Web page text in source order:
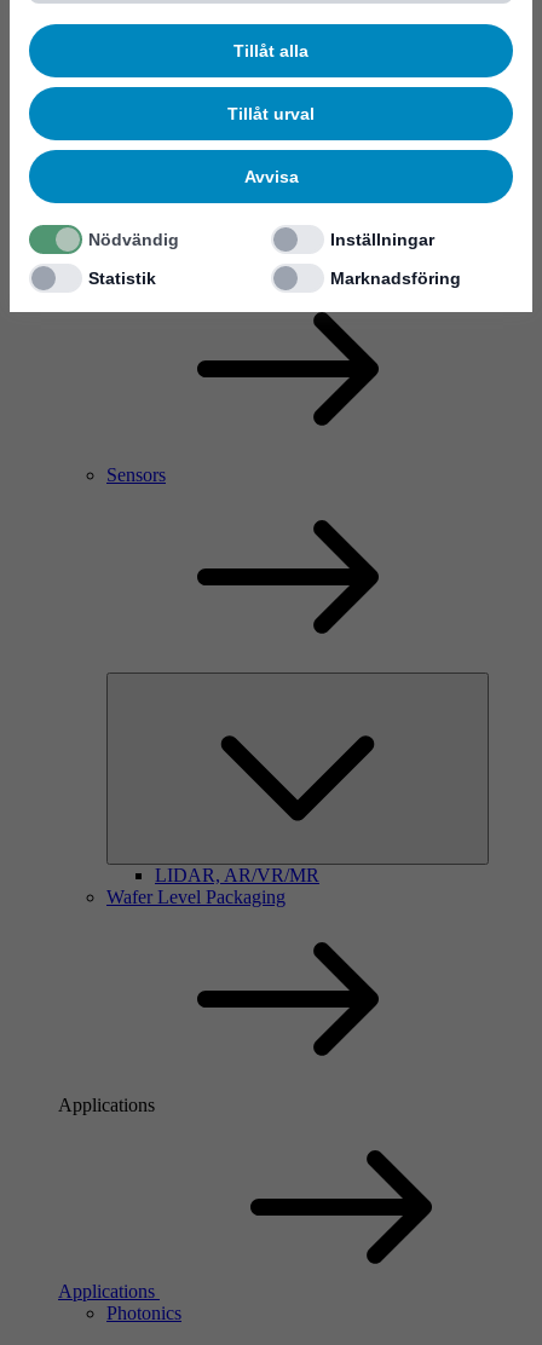
Tillåt alla
Tillåt urval
Avvisa
Nödvändig
Inställningar
Statistik
Marknadsföring
RF Power Amplifier & Microwave Device
Sensors
LIDAR, AR/VR/MR
Wafer Level Packaging
Applications
Applications
Photonics